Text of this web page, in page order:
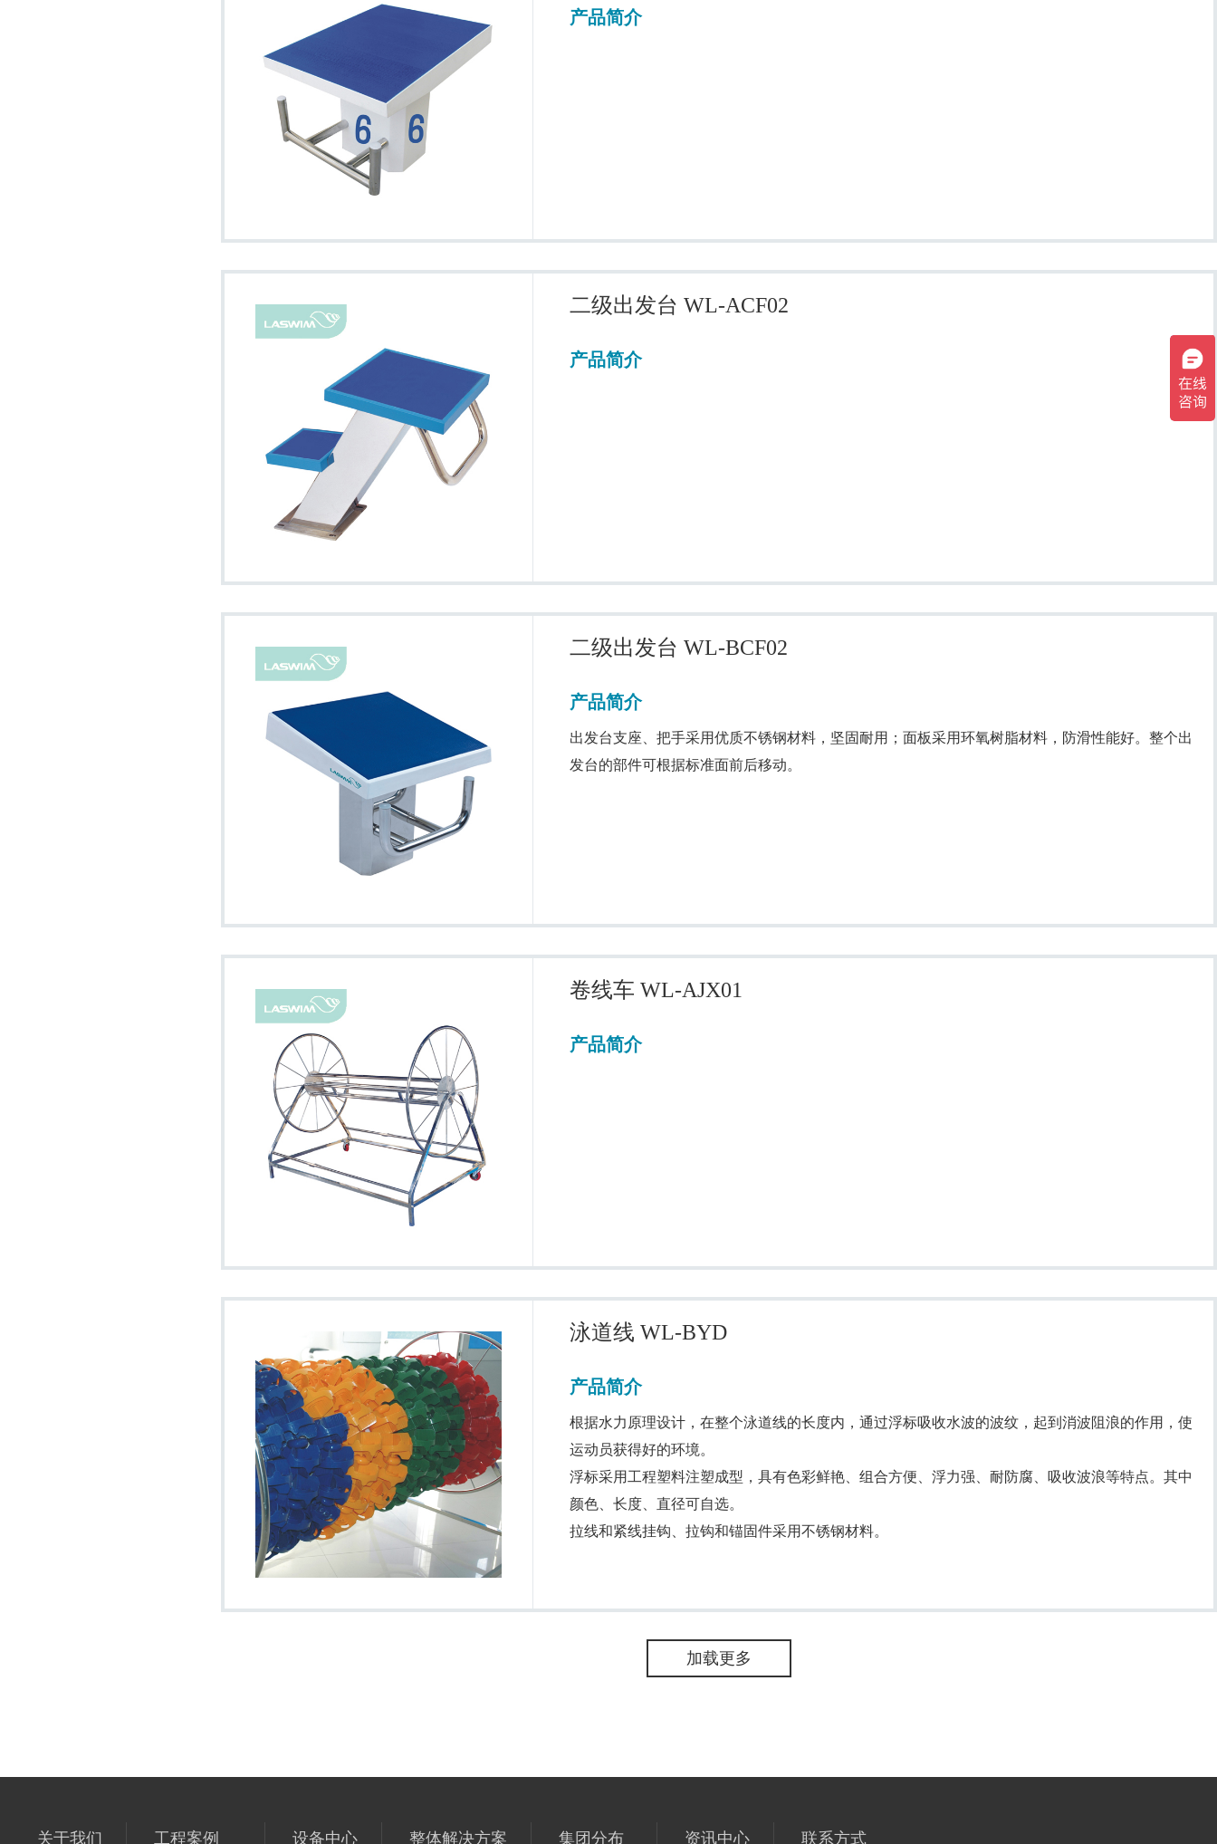
产品简介
二级出发台 WL-ACF02
产品简介
二级出发台 WL-BCF02
产品简介
出发台支座、把手采用优质不锈钢材料，坚固耐用；面板采用环氧树脂材料，防滑性能好。整个出
发台的部件可根据标准面前后移动。
卷线车 WL-AJX01
产品简介
泳道线 WL-BYD
产品简介
根据水力原理设计，在整个泳道线的长度内，通过浮标吸收水波的波纹，起到消波阻浪的作用，使
运动员获得好的环境。
浮标采用工程塑料注塑成型，具有色彩鲜艳、组合方便、浮力强、耐防腐、吸收波浪等特点。其中
颜色、长度、直径可自选。
拉线和紧线挂钩、拉钩和锚固件采用不锈钢材料。
加载更多
关于我们 工程案例 设备中心 整体解决方案 集团分布 资讯中心 联系方式